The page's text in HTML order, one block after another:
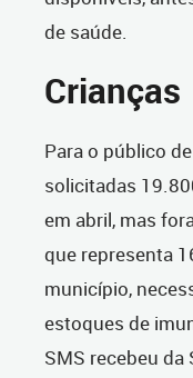
de saúde.
Crianças
Para o público
solicitadas
em abril, mas
que representa
município,
estoques de
SMS recebeu